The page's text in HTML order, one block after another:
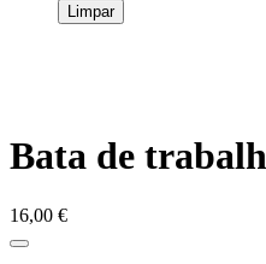
Limpar
Bata de
16,00 €